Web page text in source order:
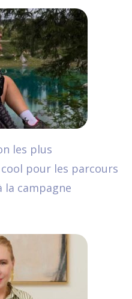
les plus
pour les parcours
la campagne